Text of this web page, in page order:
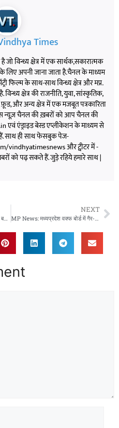
Times
जो विन्ध्य क्षेत्र में एक सार्थक,सकारात्मक
के लिए अपनी जाना जाता है.चैनल के माध्यम
फिल्म के साथ-साथ विन्ध्य क्षेत्र और मप्र.
विन्ध्य क्षेत्र की राजनीति, युवा, सांस्कृतिक,
और अन्य क्षेत्र में एक मजबूत पत्रकारिता
न्यूज़ चैनल की ख़बरों को आप चैनल की
एंड्राइड बेस्ड एप्लीकेशन के माध्यम से
साथ ही साथ फेसबुक पेज-
vindhyatimesnews और ट्वीटर में -
को पढ़ सकते हैं. जुड़े रहिये हमारे साथ |
Sidhi News: सीधी में लोकायुक्त का बड़ा एक्शन, तहसील का चपरासी 3 हजार रुपये की रिश्वत लेते रंगे हाथ गिरफ्तार
NEXT
MP News: मध्यप्रदेश वक्फ बोर्ड में गैर-मुस्लिम सदस्यों की नियुक्ति पर विवाद, राष्ट्रपति और प्रधानमंत्री को भेजा गया पत्र